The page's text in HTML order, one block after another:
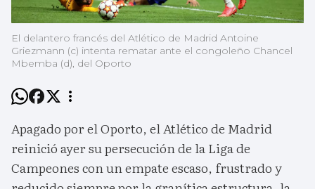
El delantero francés del Atlético de Madrid Antoine
Griezmann (c) intenta rematar ante el congoleño Chancel
Mbemba (d), del Oporto
Apagado por el Oporto, el Atlético de Madrid
reinició ayer su persecución de la Liga de
Campeones con un empate escaso, frustrado y